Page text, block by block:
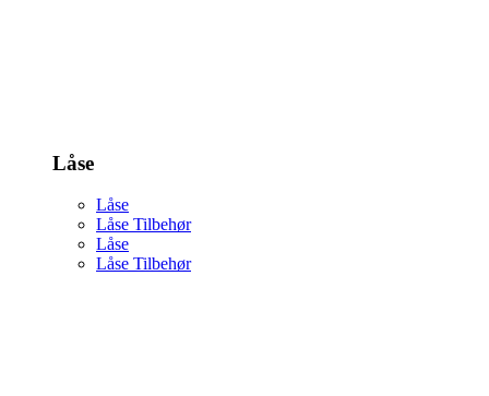
Låse
Låse
Låse Tilbehør
Låse
Låse Tilbehør